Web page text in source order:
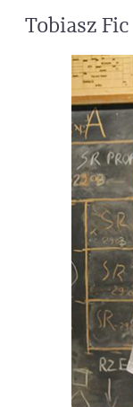
Tobiasz Fic